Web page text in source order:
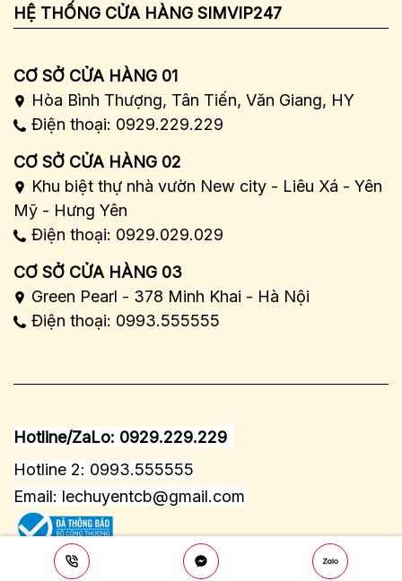
HỆ THỐNG CỬA HÀNG SIMVIP247
CƠ SỞ CỬA HÀNG 01
Hòa Bình Thượng, Tân Tiến, Văn Giang, HY
Điện thoại: 0929.229.229
CƠ SỞ CỬA HÀNG 02
Khu biệt thự nhà vườn New city - Liêu Xá - Yên
Mỹ - Hưng Yên
Điện thoại: 0929.029.029
CƠ SỞ CỬA HÀNG 03
Green Pearl - 378 Minh Khai - Hà Nội
Điện thoại: 0993.555555
Hotline/ZaLo: 0929.229.229
Hotline 2: 0993.555555
Email: lechuyentcb@gmail.com